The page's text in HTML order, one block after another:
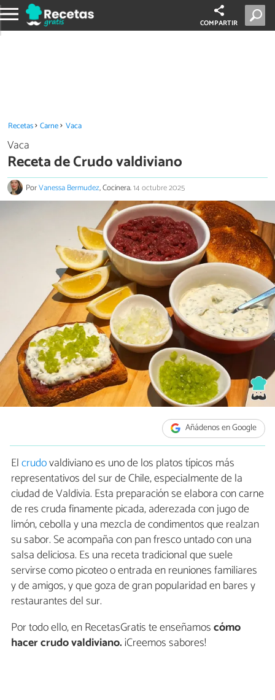
COMPARTIR
Recetas Carne Vaca
Vaca
Receta de Crudo valdiviano
PorVanessa Bermudez, Cocinera.14 octubre 2025
Añádenos en Google
Elcrudovaldiviano es uno de los platos típicos más
representativos del sur de Chile, especialmente de la
ciudad de Valdivia. Esta preparación se elabora con carne
de res cruda finamente picada, aderezada con jugo de
limón, cebolla y una mezcla de condimentos que realzan
su sabor. Se acompaña con pan fresco untado con una
salsa deliciosa. Es una receta tradicional que suele
servirse como picoteo o entrada en reuniones familiares
y de amigos, y que goza de gran popularidad en bares y
restaurantes del sur.
Por todo ello, en RecetasGratis te enseñamoscómo
hacer crudo valdiviano.¡Creemos sabores!